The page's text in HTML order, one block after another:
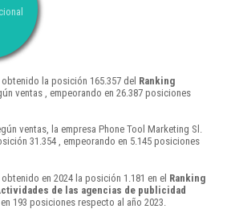
la posición 165.357 del Ranking
ventas , empeorando en 26.387 posiciones
ventas, la empresa Phone Tool Marketing Sl.
31.354 , empeorando en 5.145 posiciones
en 2024 la posición 1.181 en el Ranking
de las agencias de publicidad
193 posiciones respecto al año 2023.